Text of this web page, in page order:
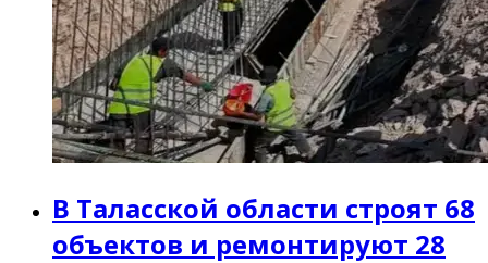
В Таласской области строят 68
объектов и ремонтируют 28